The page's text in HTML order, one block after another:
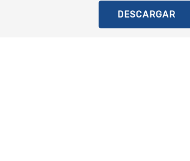
DESCARGAR